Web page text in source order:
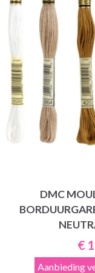
DMC
€
Aanbieding